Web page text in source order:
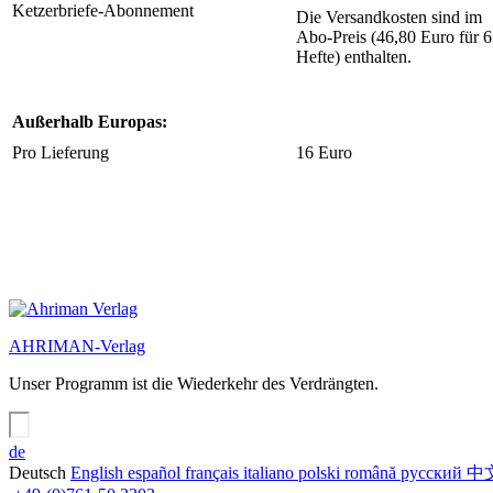
Ketzerbriefe-Abonnement
Die Versandkosten sind im
Abo-Preis (46,80 Euro für 6
Hefte) enthalten.
Außerhalb Europas:
Pro Lieferung
16 Euro
AHRIMAN-Verlag
Unser Programm ist die Wiederkehr des Verdrängten.
de
Deutsch English español français italiano polski română русский 中